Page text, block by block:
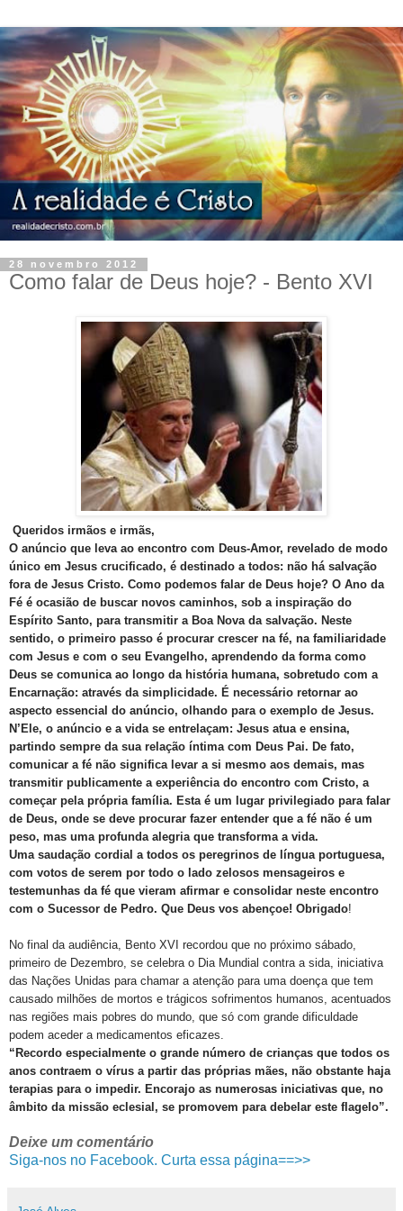
28 novembro 2012
Como falar de Deus hoje? - Bento XVI
Queridos irmãos e irmãs,
O anúncio que leva ao encontro com Deus-Amor, revelado de modo
único em Jesus crucificado, é destinado a todos: não há salvação
fora de Jesus Cristo. Como podemos falar de Deus hoje? O Ano da
Fé é ocasião de buscar novos caminhos, sob a inspiração do
Espírito Santo, para transmitir a Boa Nova da salvação. Neste
sentido, o primeiro passo é procurar crescer na fé, na familiaridade
com Jesus e com o seu Evangelho, aprendendo da forma como
Deus se comunica ao longo da história humana, sobretudo com a
Encarnação: através da simplicidade. É necessário retornar ao
aspecto essencial do anúncio, olhando para o exemplo de Jesus.
N’Ele, o anúncio e a vida se entrelaçam: Jesus atua e ensina,
partindo sempre da sua relação íntima com Deus Pai. De fato,
comunicar a fé não significa levar a si mesmo aos demais, mas
transmitir publicamente a experiência do encontro com Cristo, a
começar pela própria família. Esta é um lugar privilegiado para falar
de Deus, onde se deve procurar fazer entender que a fé não é um
peso, mas uma profunda alegria que transforma a vida.
Uma saudação cordial a todos os peregrinos de língua portuguesa,
com votos de serem por todo o lado zelosos mensageiros e
testemunhas da fé que vieram afirmar e consolidar neste encontro
com o Sucessor de Pedro. Que Deus vos abençoe! Obrigado!
No final da audiência, Bento XVI recordou que no próximo sábado,
primeiro de Dezembro, se celebra o Dia Mundial contra a sida, iniciativa
das Nações Unidas para chamar a atenção para uma doença que tem
causado milhões de mortos e trágicos sofrimentos humanos, acentuados
nas regiões mais pobres do mundo, que só com grande dificuldade
podem aceder a medicamentos eficazes.
“Recordo especialmente o grande número de crianças que todos os
anos contraem o vírus a partir das próprias mães, não obstante haja
terapias para o impedir. Encorajo as numerosas iniciativas que, no
âmbito da missão eclesial, se promovem para debelar este flagelo”.
Deixe um comentário
Siga-nos no Facebook. Curta essa página==>>